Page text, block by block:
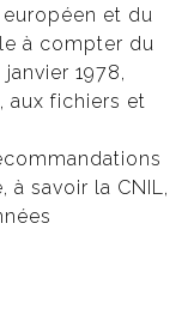
et du
à compter du
1978,
aux fichiers et
à savoir la CNIL,